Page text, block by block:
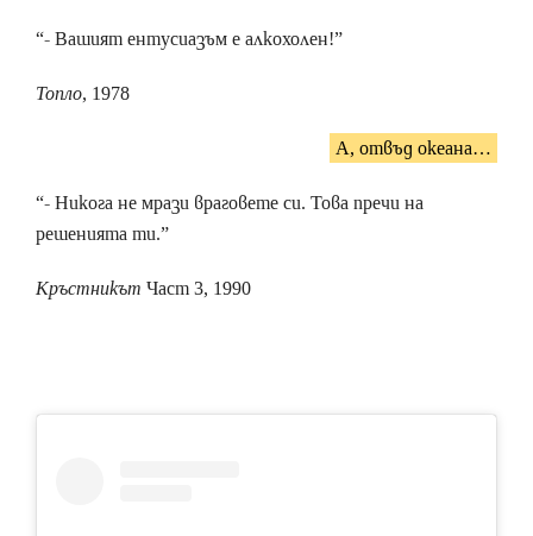
“- Вашият ентусиазъм е алкохолен!”
Топло, 1978
А, отвъд океана…
“- Никога не мрази враговете си. Това пречи на
решенията ти.”
Кръстникът Част 3, 1990